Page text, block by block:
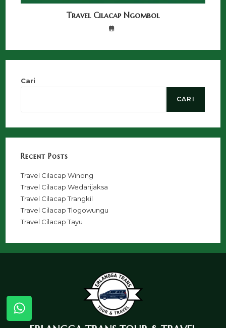
Travel Cilacap Ngombol
Cari
CARI
Recent Posts
Travel Cilacap Winong
Travel Cilacap Wedarijaksa
Travel Cilacap Trangkil
Travel Cilacap Tlogowungu
Travel Cilacap Tayu